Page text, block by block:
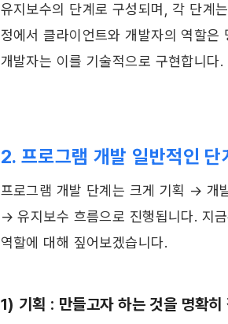
유지보수의 단계로 구성되며, 각 단계
정에서 클라이언트와 개발자의 역할은
개발자는 이를 기술적으로 구현합니다
2. 프로그램 개발 일반적인 단
프로그램 개발 단계는 크게 기획 →
→ 유지보수 흐름으로 진행됩니다. 지
역할에 대해 짚어보겠습니다.
1) 기획 : 만들고자 하는 것을 명확히